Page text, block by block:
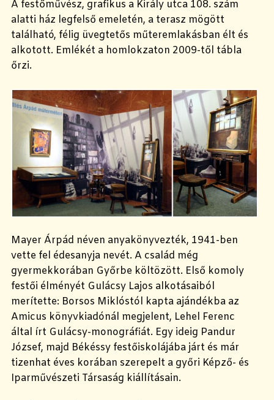
A festőművész, grafikus a Király utca 108. szám
alatti ház legfelső emeletén, a terasz mögött
található, félig üvegtetős műteremlakásban élt és
alkotott. Emlékét a homlokzaton 2009-től tábla
őrzi.
Mayer Árpád néven anyakönyvezték, 1941-ben
vette fel édesanyja nevét. A család még
gyermekkorában Győrbe költözött. Első komoly
festői élményét Gulácsy Lajos alkotásaiból
merítette: Borsos Miklóstól kapta ajándékba az
Amicus könyvkiadónál megjelent, Lehel Ferenc
által írt Gulácsy-monográfiát. Egy ideig Pandur
József, majd Békéssy festőiskolájába járt és már
tizenhat éves korában szerepelt a győri Képző- és
Iparművészeti Társaság kiállításain.